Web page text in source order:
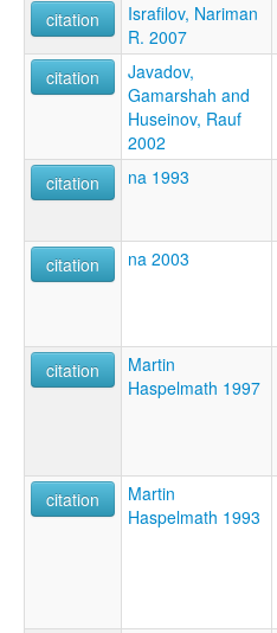
citation
Israfilov, Nariman
R. 2007
citation
Javadov,
Gamarshah and
Huseinov, Rauf
2002
citation
na 1993
citation
na 2003
citation
Martin
Haspelmath 1997
citation
Martin
Haspelmath 1993